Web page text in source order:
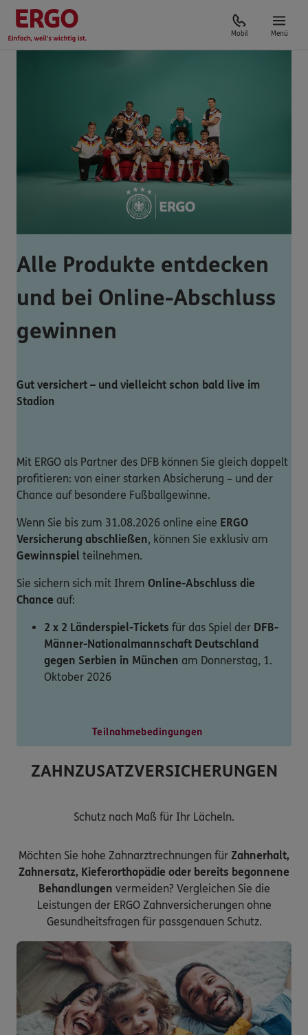
Mobil Menü
Alle Produkte entdecken
und bei Online-Abschluss
gewinnen
Gut versichert – und vielleicht schon bald live im
Stadion
Mit ERGO als Partner des DFB können Sie gleich doppelt
profitieren: von einer starken Absicherung – und der
Chance auf besondere Fußballgewinne.
Wenn Sie bis zum 31.08.2026 online eine ERGO
Versicherung abschließen, können Sie exklusiv am
Gewinnspiel teilnehmen.
Sie sichern sich mit Ihrem Online-Abschluss die
Chance auf:
2 x 2 Länderspiel-Tickets für das Spiel der DFB-
Männer-Nationalmannschaft Deutschland
gegen Serbien in München am Donnerstag, 1.
Oktober 2026
Teilnahmebedingungen
ZAHNZUSATZVERSICHERUNGEN
Schutz nach Maß für Ihr Lächeln.
Möchten Sie hohe Zahnarztrechnungen für Zahnerhalt,
Zahnersatz, Kieferorthopädie oder bereits begonnene
Behandlungen vermeiden? Vergleichen Sie die
Leistungen der ERGO Zahnversicherungen ohne
Gesundheitsfragen für passgenauen Schutz.